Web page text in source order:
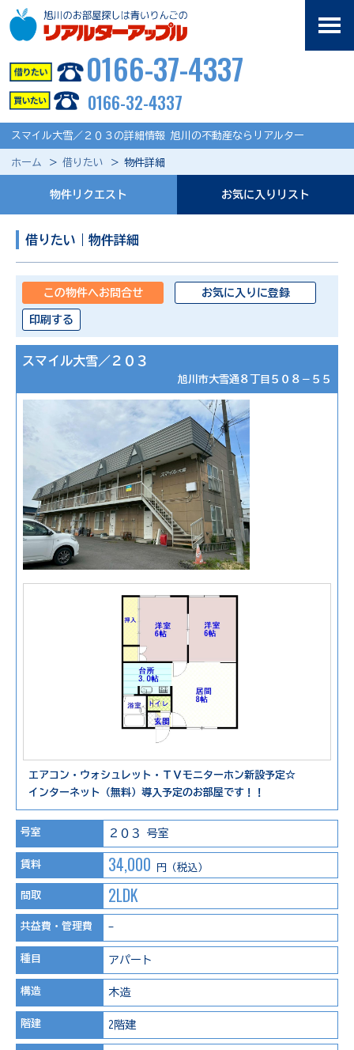
0166-37-4337
0166-32-4337
スマイル大雪／２０３の詳細情報 旭川の不動産ならリアルター
ホーム 借りたい 物件詳細
物件リクエスト お気に入りリスト
借りたい｜物件詳細
この物件へお問合せ お気に入りに登録
印刷する
スマイル大雪／２０３
旭川市大雪通８丁目５０８－５５
エアコン・ウォシュレット・ＴＶモニターホン新設予定☆
インターネット（無料）導入予定のお部屋です！！
号室 ２０３ 号室
賃料 34,000 円（税込）
間取 2LDK
共益費・管理費 -
種目 アパート
構造 木造
階建 2階建